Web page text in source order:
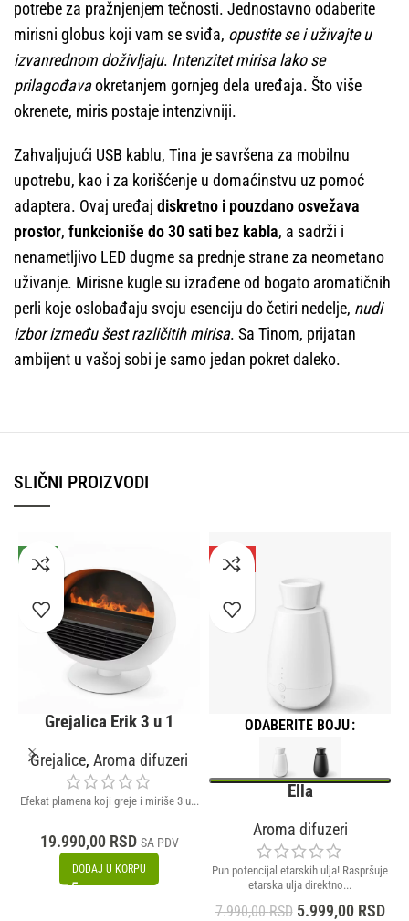
potrebe za pražnjenjem tečnosti. Jednostavno odaberite
mirisni globus koji vam se sviđa, opustite se i uživajte u
izvanrednom doživljaju. Intenzitet mirisa lako se
prilagođavaokretanjem gornjeg dela uređaja. Što više
okrenete, miris postaje intenzivniji.
Zahvaljujući USB kablu, Tina je savršena za mobilnu
upotrebu, kao i za korišćenje u domaćinstvu uz pomoć
adaptera. Ovaj uređaj diskretno i pouzdano osvežava
prostor, funkcioniše do 30 sati bez kabla, a sadrži i
nenametljivo LED dugme sa prednje strane za neometano
uživanje. Mirisne kugle su izrađene od bogato aromatičnih
perli koje oslobađaju svoju esenciju do četiri nedelje, nudi
izbor između šest različitih mirisa. Sa Tinom, prijatan
ambijent u vašoj sobi je samo jedan pokret daleko.
SLIČNI PROIZVODI
NOVO
Grejalica Erik 3 u 1
Grejalice, Aroma difuzeri
Efekat plamena koji greje i miriše 3 u...
19.990,00 RSD SA PDV
DODAJ U KORPU
-25%
ODABERITE BOJU
Ella
Aroma difuzeri
Pun potencijal etarskih ulja! Raspršuje
etarska ulja direktno...
7.990,00RSD 5.999,00 RSD